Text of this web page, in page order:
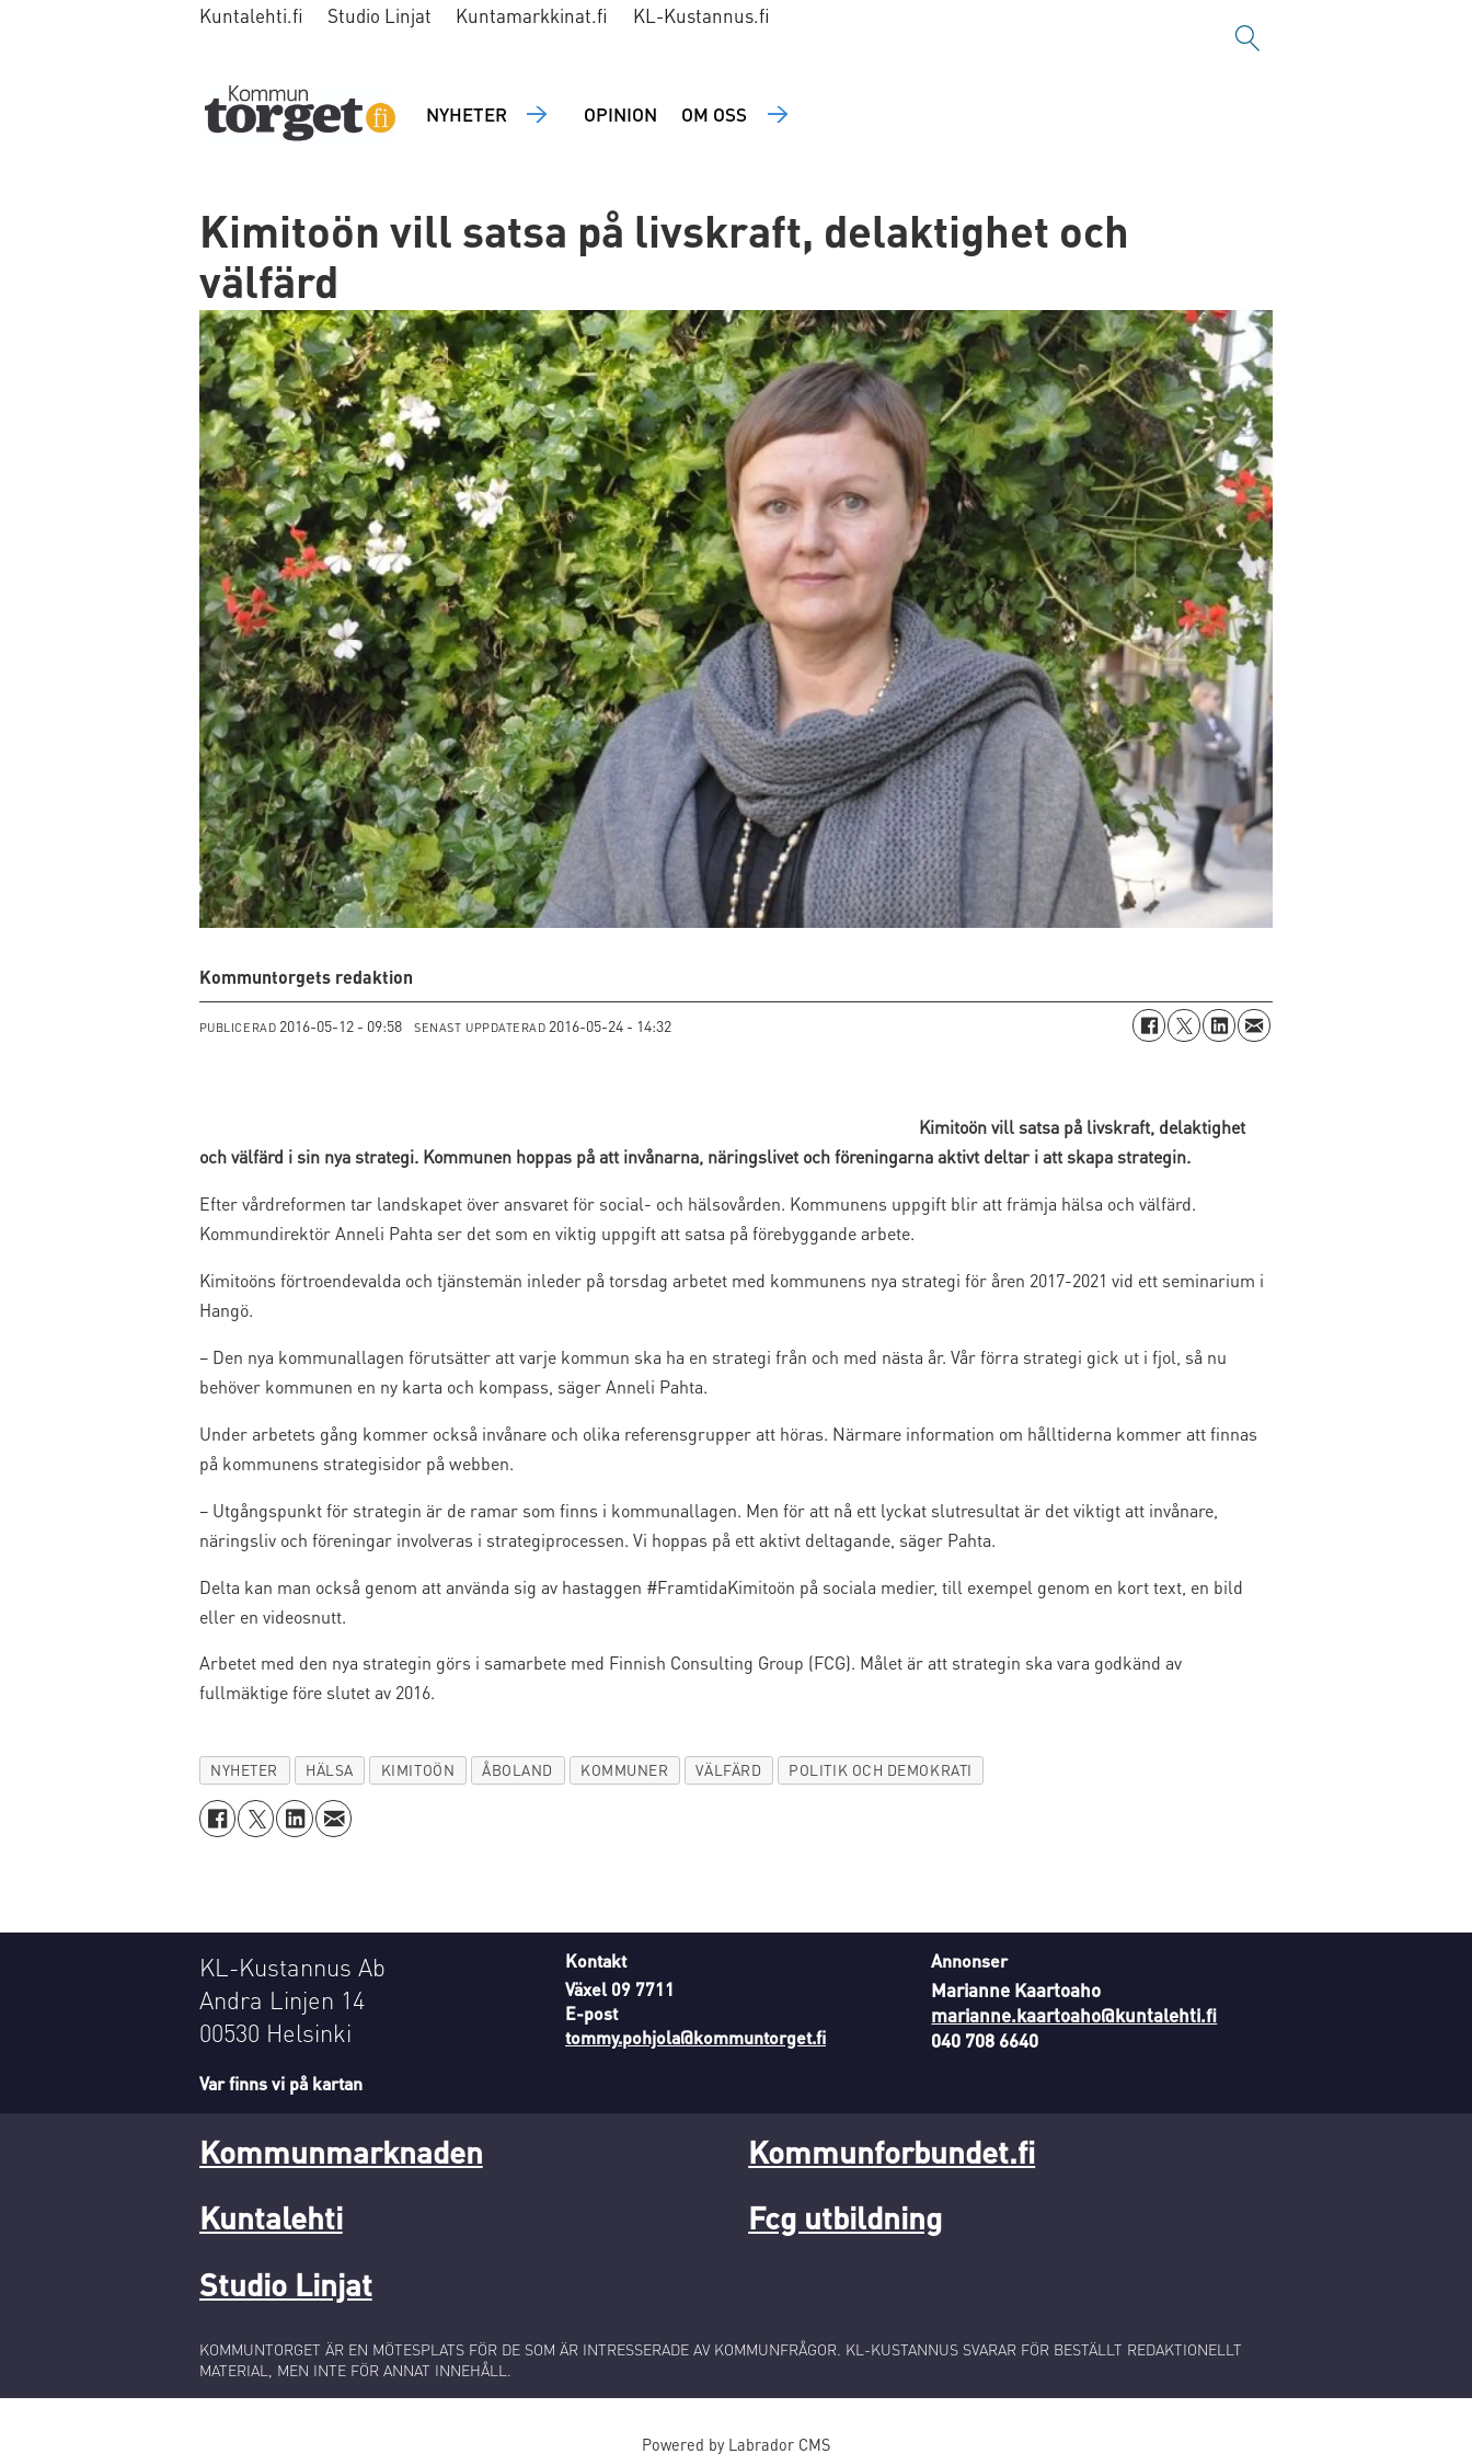
Kuntalehti.fi Studio Linjat Kuntamarkkinat.fi KL-Kustannus.fi
NYHETER OPINION OM OSS
Kimitoön vill satsa på livskraft, delaktighet och
välfärd
Kommuntorgets redaktion
PUBLICERAD 2016-05-12 - 09:58 SENAST UPPDATERAD 2016-05-24 - 14:32
Kimitoön vill satsa på livskraft, delaktighet
och välfärd i sin nya strategi. Kommunen hoppas på att invånarna, näringslivet och föreningarna aktivt deltar i att skapa strategin.
Efter vårdreformen tar landskapet över ansvaret för social- och hälsovården. Kommunens uppgift blir att främja hälsa och välfärd.
Kommundirektör Anneli Pahta ser det som en viktig uppgift att satsa på förebyggande arbete.
Kimitoöns förtroendevalda och tjänstemän inleder på torsdag arbetet med kommunens nya strategi för åren 2017-2021 vid ett seminarium i
Hangö.
– Den nya kommunallagen förutsätter att varje kommun ska ha en strategi från och med nästa år. Vår förra strategi gick ut i fjol, så nu
behöver kommunen en ny karta och kompass, säger Anneli Pahta.
Under arbetets gång kommer också invånare och olika referensgrupper att höras. Närmare information om hålltiderna kommer att finnas
på kommunens strategisidor på webben.
– Utgångspunkt för strategin är de ramar som finns i kommunallagen. Men för att nå ett lyckat slutresultat är det viktigt att invånare,
näringsliv och föreningar involveras i strategiprocessen. Vi hoppas på ett aktivt deltagande, säger Pahta.
Delta kan man också genom att använda sig av hastaggen #FramtidaKimitoön på sociala medier, till exempel genom en kort text, en bild
eller en videosnutt.
Arbetet med den nya strategin görs i samarbete med Finnish Consulting Group (FCG). Målet är att strategin ska vara godkänd av
fullmäktige före slutet av 2016.
NYHETER HÄLSA KIMITOÖN ÅBOLAND KOMMUNER VÄLFÄRD POLITIK OCH DEMOKRATI
KL-Kustannus Ab
Andra Linjen 14
00530 Helsinki
Var finns vi på kartan
Kontakt
Växel 09 7711
E-post
tommy.pohjola@kommuntorget.fi
Annonser
Marianne Kaartoaho
marianne.kaartoaho@kuntalehti.fi
040 708 6640
Kommunmarknaden
Kuntalehti
Studio Linjat
Kommunforbundet.fi
Fcg utbildning
KOMMUNTORGET ÄR EN MÖTESPLATS FÖR DE SOM ÄR INTRESSERADE AV KOMMUNFRÅGOR. KL-KUSTANNUS SVARAR FÖR BESTÄLLT REDAKTIONELLT
MATERIAL, MEN INTE FÖR ANNAT INNEHÅLL.
Powered by Labrador CMS